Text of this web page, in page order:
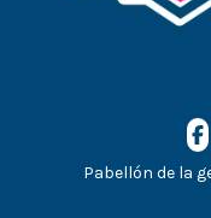
Pabellón de la